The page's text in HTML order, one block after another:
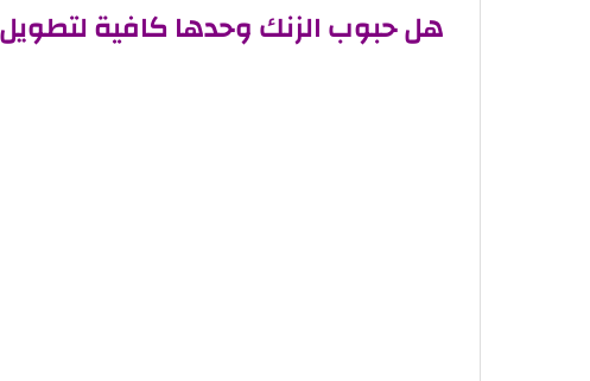
هل حبوب الزنك وحدها كافية